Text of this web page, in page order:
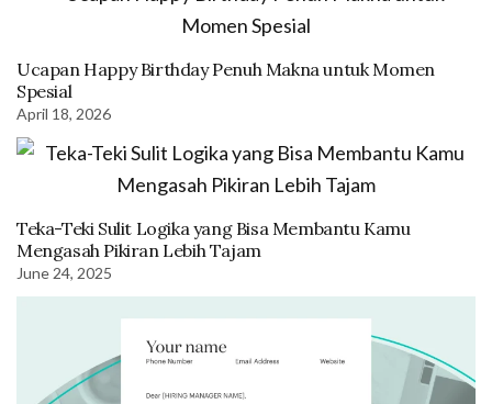
Ucapan Happy Birthday Penuh Makna untuk Momen
Spesial
April 18, 2026
Teka-Teki Sulit Logika yang Bisa Membantu Kamu
Mengasah Pikiran Lebih Tajam
June 24, 2025